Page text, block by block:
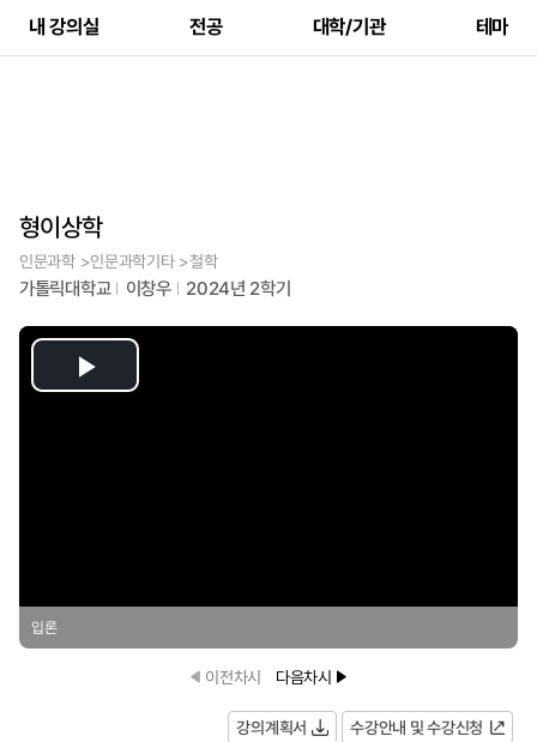
내 강의실 전공 대학/기관 테마
형이상학
인문과학 >인문과학기타 >철학
가톨릭대학교 이창우 2024년 2학기
Play
입론
이전차시 다음차시
강의계획서
수강안내 및 수강신청